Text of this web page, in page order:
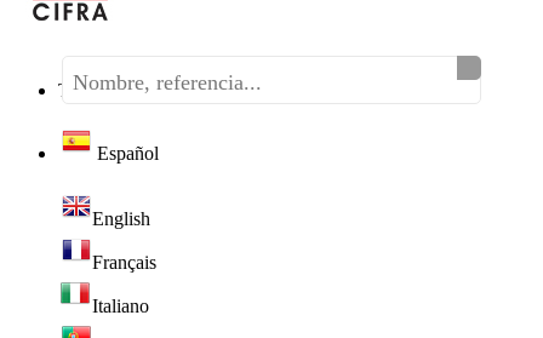
Teléfono:(+34) 968 320 046
Español
English
Français
Italiano